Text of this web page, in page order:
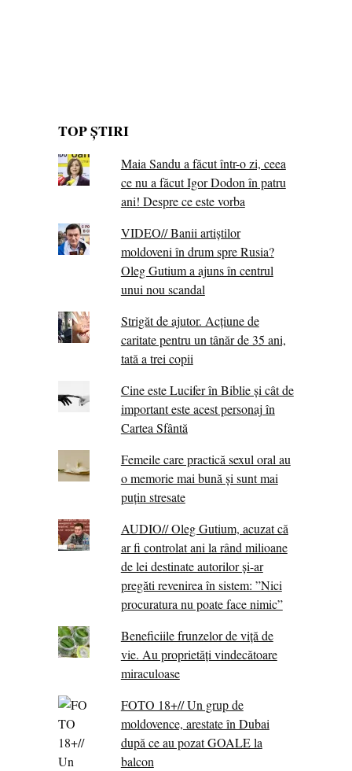
TOP ȘTIRI
Maia Sandu a făcut într-o zi, ceea
ce nu a făcut Igor Dodon în patru
ani! Despre ce este vorba
VIDEO// Banii artiștilor
moldoveni în drum spre Rusia?
Oleg Gutium a ajuns în centrul
unui nou scandal
Strigăt de ajutor. Acțiune de
caritate pentru un tânăr de 35 ani,
tată a trei copii
Cine este Lucifer în Biblie și cât de
important este acest personaj în
Cartea Sfântă
Femeile care practică sexul oral au
o memorie mai bună și sunt mai
puțin stresate
AUDIO// Oleg Gutium, acuzat că
ar fi controlat ani la rând milioane
de lei destinate autorilor și-ar
pregăti revenirea în sistem: ”Nici
procuratura nu poate face nimic”
Beneficiile frunzelor de viță de
vie. Au proprietăţi vindecătoare
miraculoase
FOTO 18+// Un grup de
moldovence, arestate în Dubai
după ce au pozat GOALE la
balcon